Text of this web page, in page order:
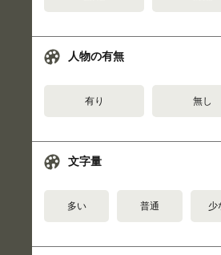
人物の有無
有り 無し
文字量
多い 普通 少